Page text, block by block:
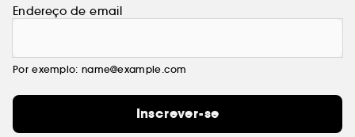
Endereço de email
Por exemplo: name@example.com
Inscrever-se